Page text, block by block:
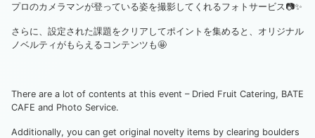
プロのカメラマンが登っている姿を撮影してくれるフォトサービス📷✨
さらに、設定された課題をクリアしてポイントを集めると、オリジナル
ノベルティがもらえるコンテンツも🤩
There are a lot of contents at this event – Dried Fruit Catering, BATE
CAFE and Photo Service.
Additionally, you can get original novelty items by clearing boulders